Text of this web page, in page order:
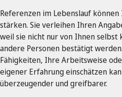
Referenzen im Lebenslauf
stärken. Sie verleihen Ihren
weil sie nicht nur von Ihnen selbst
andere Personen bestätigt
Fähigkeiten, Ihre Arbeitsweise
eigener Erfahrung einschätzen
überzeugender und greifbarer.